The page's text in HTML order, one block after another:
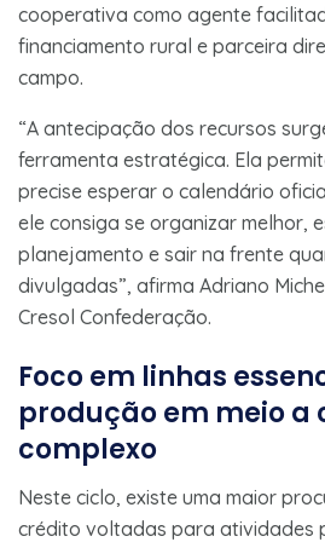
cooperativa como agente
financiamento rural e parceira
campo.
“A antecipação dos recursos
ferramenta estratégica. Ela
precise esperar o calendário
ele consiga se organizar melhor,
planejamento e sair na frente
divulgadas”, afirma Adriano
Cresol Confederação.
Foco em linhas
produção em meio a
complexo
Neste ciclo, existe uma maior
crédito voltadas para atividades